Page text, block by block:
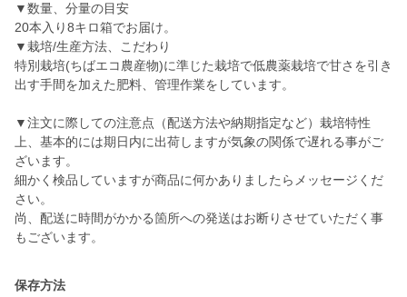
▼数量、分量の目安
20本入り8キロ箱でお届け。
▼栽培/生産方法、こだわり
特別栽培(ちばエコ農産物)に準じた栽培で低農薬栽培で甘さを引き
出す手間を加えた肥料、管理作業をしています。
▼注文に際しての注意点（配送方法や納期指定など）栽培特性
上、基本的には期日内に出荷しますが気象の関係で遅れる事がご
ざいます。
細かく検品していますが商品に何かありましたらメッセージくだ
さい。
尚、配送に時間がかかる箇所への発送はお断りさせていただく事
もございます。
保存方法